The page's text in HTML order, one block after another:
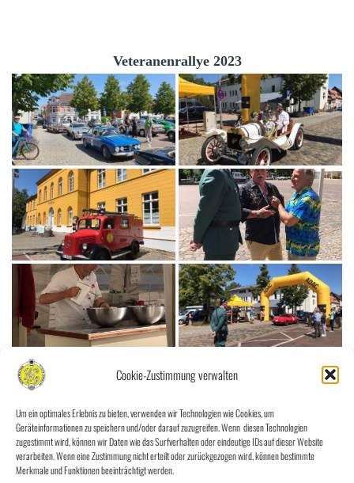
Cookie-Zustimmung verwalten
Um ein optimales Erlebnis zu bieten, verwenden wir Technologien wie Cookies, um
Geräteinformationen zu speichern und/oder darauf zuzugreifen. Wenn diesen Technologien
zugestimmt wird, können wir Daten wie das Surfverhalten oder eindeutige IDs auf dieser Website
verarbeiten. Wenn eine Zustimmung nicht erteilt oder zurückgezogen wird, können bestimmte
Merkmale und Funktionen beeinträchtigt werden.
Veteranenrallye 2023